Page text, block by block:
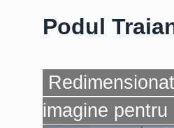
Podul
imagine pentru